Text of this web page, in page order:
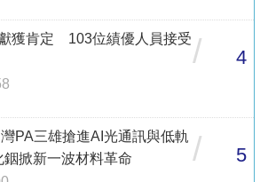
獲肯定 103位績優人員接受/ 4
PA三雄搶進AI光通訊與低軌
掀新一波材料革命
/ 5